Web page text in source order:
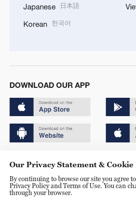
Japanese 日本語
Korean 한국어
DOWNLOAD OUR APP
京ICP备20000184号
京公网安备 11010502050052号
Our Privacy Statement & Cookie
By continuing to browse our site you agree
Privacy Policy and Terms of Use. You can
through your browser.